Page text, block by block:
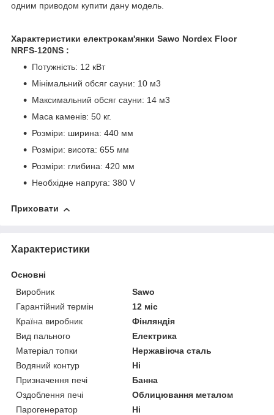
одним приводом купити дану модель.
Характеристики електрокам'янки Sawo Nordex Floor
NRFS-120NS :
Потужність: 12 кВт
Мінімальний обсяг сауни: 10 м3
Максимальний обсяг сауни: 14 м3
Маса каменів: 50 кг.
Розміри: ширина: 440 мм
Розміри: висота: 655 мм
Розміри: глибина: 420 мм
Необхідне напруга: 380 V
Приховати
Характеристики
Основні
Виробник
Sawo
Гарантійний термін
12 міс
Країна виробник
Фінляндія
Вид пального
Електрика
Матеріал топки
Нержавіюча сталь
Водяний контур
Ні
Призначення печі
Банна
Оздоблення печі
Облицювання металом
Парогенератор
Ні